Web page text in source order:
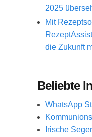
2025
Mit
die Zukunft
Beliebte
WhatsApp
Irische